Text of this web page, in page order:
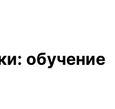
обучение